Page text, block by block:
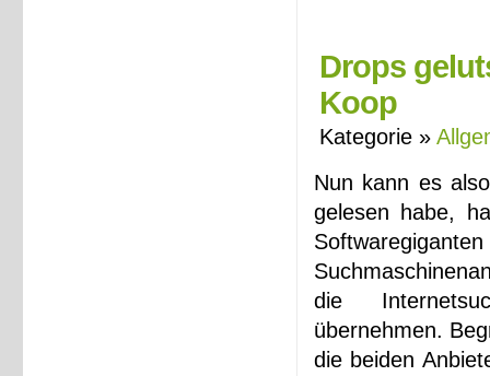
Drops
Koop
Kategorie »
Nun kann es
gelesen habe,
die
übernehmen.
die beiden